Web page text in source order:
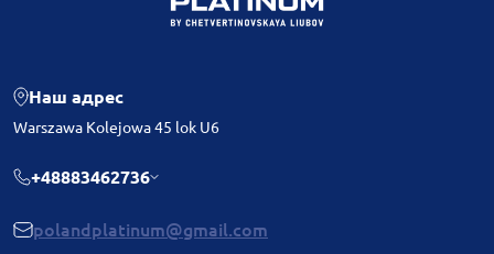
Наш адрес
Warszawa Kolejowa 45 lok U6
+48883462736
polandplatinum@gmail.com